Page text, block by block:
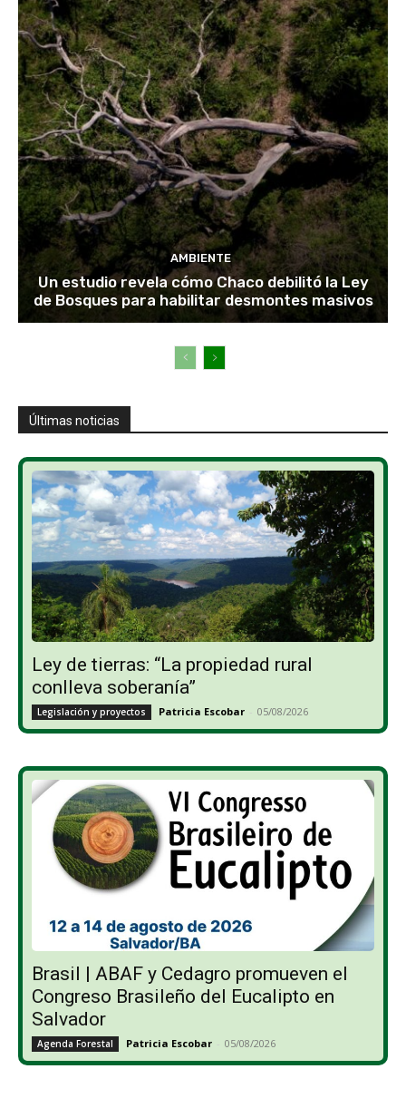
AMBIENTE
Un estudio revela cómo Chaco debilitó la Ley
de Bosques para habilitar desmontes masivos
Últimas noticias
Ley de tierras: “La propiedad rural
conlleva soberanía”
Legislación y proyectos Patricia Escobar - 05/08/2026
Brasil | ABAF y Cedagro promueven el
Congreso Brasileño del Eucalipto en
Salvador
Agenda Forestal Patricia Escobar - 05/08/2026